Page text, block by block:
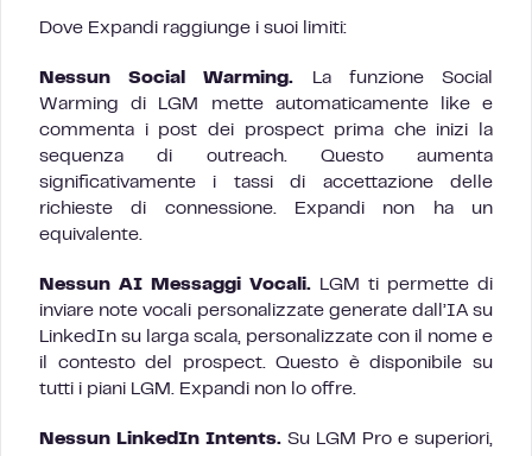
Dove Expandi raggiunge i suoi limiti:
Nessun Social Warming. La funzione Social
Warming di LGM mette automaticamente like e
commenta i post dei prospect prima che inizi la
sequenza di outreach. Questo aumenta
significativamente i tassi di accettazione delle
richieste di connessione. Expandi non ha un
equivalente.
Nessun AI Messaggi Vocali. LGM ti permette di
inviare note vocali personalizzate generate dall’IA su
LinkedIn su larga scala, personalizzate con il nome e
il contesto del prospect. Questo è disponibile su
tutti i piani LGM. Expandi non lo offre.
Nessun LinkedIn Intents. Su LGM Pro e superiori,